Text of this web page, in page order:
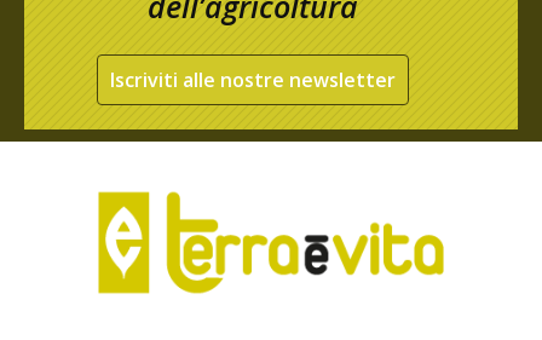
Iscriviti alle nostre newsletter